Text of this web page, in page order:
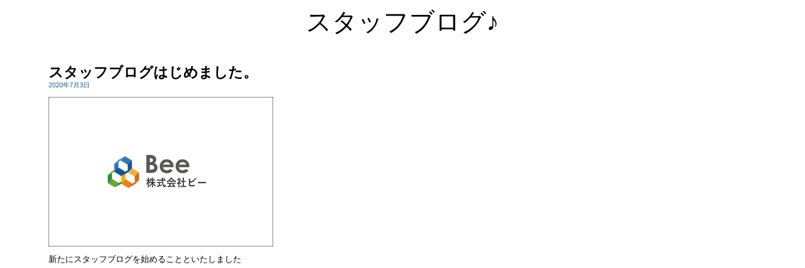
スタッフブログ♪
スタッフブログはじめました。
2020年7月3日
新たにスタッフブログを始めることといたしました